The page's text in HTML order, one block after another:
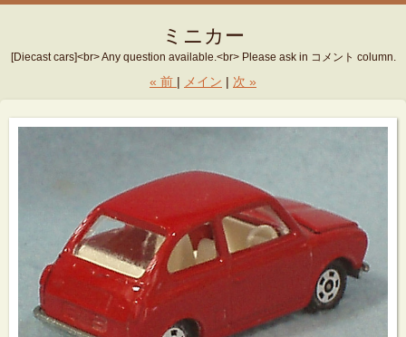
ミニカー
[Diecast cars]<br> Any question available.<br> Please ask in コメント column.
« 前 メイン 次 »